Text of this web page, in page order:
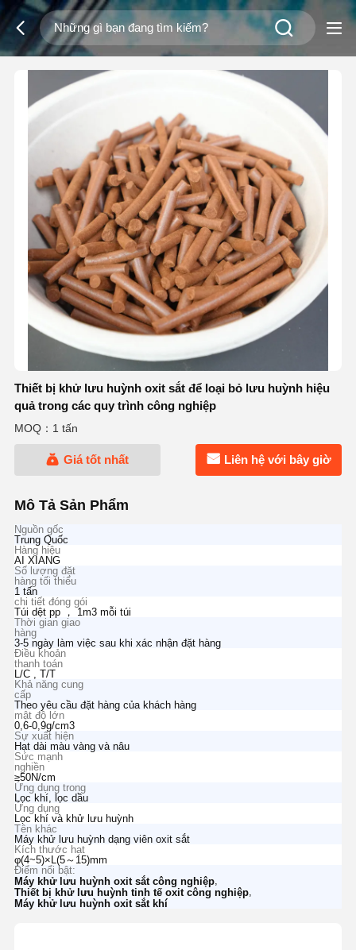
Thiết bị khử lưu huỳnh oxit sắt để loại bỏ lưu huỳnh hiệu
quả trong các quy trình công nghiệp
MOQ：1 tấn
Giá tốt nhất Liên hệ với bây giờ
Mô Tả Sản Phẩm
Nguồn gốc
Trung Quốc
Hàng hiệu
AI XIANG
Số lượng đặt
hàng tối thiểu
1 tấn
chi tiết đóng gói
Túi dệt pp ， 1m3 mỗi túi
Thời gian giao
hàng
3-5 ngày làm việc sau khi xác nhận đặt hàng
Điều khoản
thanh toán
L/C , T/T
Khả năng cung
cấp
Theo yêu cầu đặt hàng của khách hàng
mật độ lớn
0,6-0,9g/cm3
Sự xuất hiện
Hạt dài màu vàng và nâu
Sức mạnh
nghiền
≥50N/cm
Ứng dụng trong
Lọc khí, lọc dầu
Ứng dụng
Lọc khí và khử lưu huỳnh
Tên khác
Máy khử lưu huỳnh dạng viên oxit sắt
Kích thước hạt
φ(4~5)×L(5～15)mm
Điểm nổi bật:
Máy khử lưu huỳnh oxit sắt công nghiệp,
Thiết bị khử lưu huỳnh tinh tế oxit công nghiệp,
Máy khử lưu huỳnh oxit sắt khí